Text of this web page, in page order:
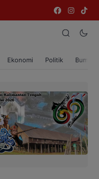
Ekonomi Politik Bumi